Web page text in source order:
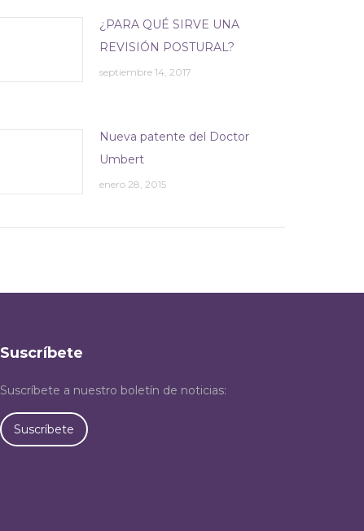
¿PARA QUÉ SIRVE UNA
REVISIÓN POSTURAL?
septiembre 14, 2017
Nueva patente del Doctor
Umbert
enero 28, 2015
Suscríbete
Suscríbete a nuestro boletín de noticias:
Suscríbete